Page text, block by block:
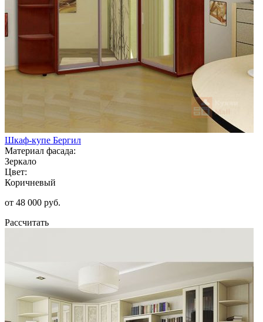
Шкаф-купе Бергил
Материал фасада:
Зеркало
Цвет:
Коричневый
от 48 000 руб.
Рассчитать